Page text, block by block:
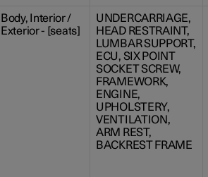
Body, Interior /
Exterior - [seats]
UNDERCARRIAGE,
HEAD RESTRAINT,
LUMBAR SUPPORT,
ECU, SIX POINT
SOCKET SCREW,
FRAMEWORK,
ENGINE,
UPHOLSTERY,
VENTILATION,
ARM REST,
BACKREST FRAME